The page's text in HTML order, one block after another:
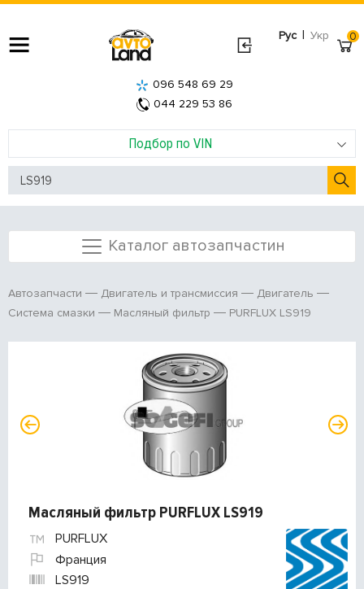
Рус | Укр
Подбор по VIN
096 548 69 29
044 229 53 86
0
Каталог автозапчастин
Автозапчасти Двигатель и трансмиссия
Двигатель
Система смазки
Масляный фильтр PURFLUX LS919
Масляный фильтр PURFLUX LS919
PURFLUX
Франция
LS919